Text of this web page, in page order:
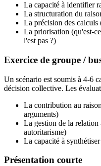
La capacité à identifier
La structuration du
La précision des
La priorisation (qu'est-
l'est pas ?)
Exercice de groupe /
Un scénario est soumis à 4-6
décision collective. Les
La contribution au
arguments)
La gestion de la relation
autoritarisme)
La capacité à
Présentation courte